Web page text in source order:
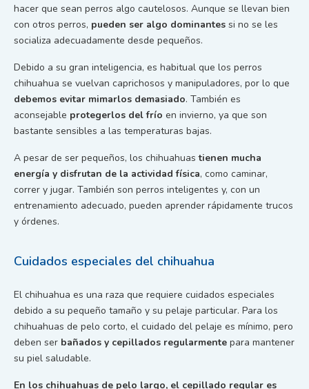
hacer que sean perros algo cautelosos. Aunque se llevan bien
con otros perros, pueden ser algo dominantes si no se les
socializa adecuadamente desde pequeños.
Debido a su gran inteligencia, es habitual que los perros
chihuahua se vuelvan caprichosos y manipuladores, por lo que
debemos evitar mimarlos demasiado. También es
aconsejable protegerlos del frío en invierno, ya que son
bastante sensibles a las temperaturas bajas.
A pesar de ser pequeños, los chihuahuastienen mucha
energía y disfrutan de la actividad física, como caminar,
correr y jugar. También son perros inteligentes y, con un
entrenamiento adecuado, pueden aprender rápidamente trucos
y órdenes.
Cuidados especiales del chihuahua
El chihuahua es una raza que requiere cuidados especiales
debido a su pequeño tamaño y su pelaje particular. Para los
chihuahuas de pelo corto, el cuidado del pelaje es mínimo, pero
deben ser bañados y cepillados regularmente para mantener
su piel saludable.
En los chihuahuas de pelo largo, el cepillado regular es